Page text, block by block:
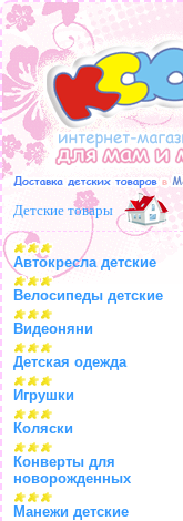
Детские товары
Автокресла детские
Велосипеды детские
Видеоняни
Детская одежда
Игрушки
Коляски
Конверты для
новорожденных
Манежи детские